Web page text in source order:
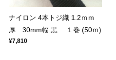
ナイロン 4本トジ織 1.2ｍｍ
厚 30mm幅 黒 １巻 (50ｍ)
¥7,810